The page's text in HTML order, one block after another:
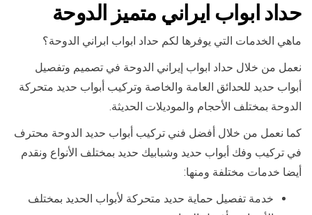
حداد ابواب ايراني متميز الدوحة
ماهي الخدمات التي يوفرها لكم حداد ابواب ابراني الدوحة؟
نعمل من خلال حداد ابواب إيراني الدوحة في تصميم وتفصيل
أبواب حديد للحدائق العامة والخاصة وتركيب أبواب حديد متحركة
الدوحة بمختلف الأحجام والموديلات الحديثة.
كما نعمل من خلال أفضل فني تركيب أبواب حديد الدوحة محترف
في تركيب وفك أبواب حديد وشبابيك حديد بمختلف الأنواع ونقدم
أيضا خدمات مختلفة ومنها:
خدمة تفصيل حماية حديد متحركة لأبواب الحديد بمختلف